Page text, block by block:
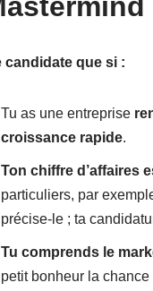
candidate que si :
Tu as une entreprise
croissance rapide.
Ton chiffre d’affaires
particuliers, par
précise-le ; ta
Tu comprends le
petit bonheur la